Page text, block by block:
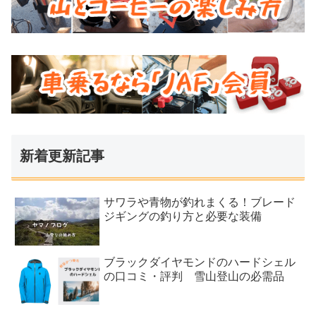
新着更新記事
サワラや青物が釣れまくる！ブレード
ジギングの釣り方と必要な装備
ブラックダイヤモンドのハードシェル
の口コミ・評判 雪山登山の必需品